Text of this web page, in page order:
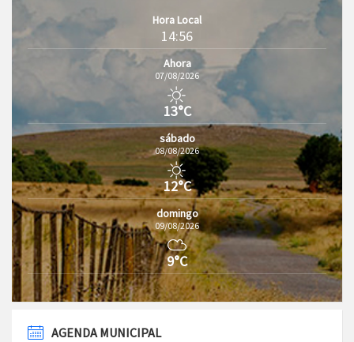
Hora Local
14:56
Ahora
07/08/2026
13°C
sábado
08/08/2026
12°C
domingo
09/08/2026
9°C
AGENDA MUNICIPAL